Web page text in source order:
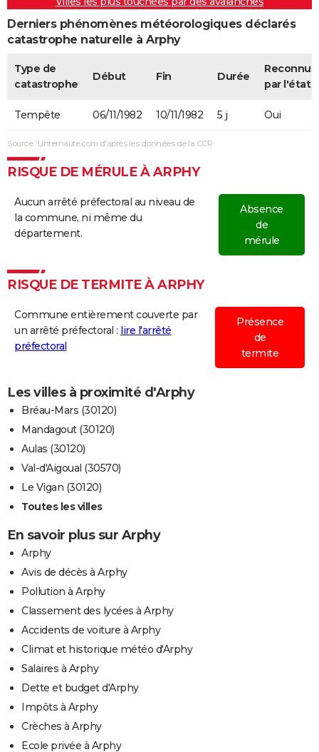
22/09/1978 1 000 0
07/07/1978 1 000 0
20/01/1976 1 000 0
15/01/1976
11/08/1974 1 000
22/08/1973 1 000
Derniers phénomènes météorologiques déclarés
catastrophe naturelle à Arphy
Type de
catastrophe
Début Fin Durée
Reconnue
par l'état
Tempête 06/11/1982 10/11/1982 5 j Oui
Source : Linternaute.com d'après les données de la CCR
RISQUE DE MÉRULE À ARPHY
Aucun arrêté préfectoral au niveau de
la commune, ni même du
département.
Absence
de
mérule
RISQUE DE TERMITE À ARPHY
Commune entièrement couverte par
un arrêté préfectoral : lire l'arrêté
préfectoral
Présence
de
termite
Les villes à proximité d'Arphy
Bréau-Mars (30120)
Mandagout (30120)
Aulas (30120)
Val-d'Aigoual (30570)
Le Vigan (30120)
Toutes les villes
En savoir plus sur Arphy
Arphy
Avis de décès à Arphy
Pollution à Arphy
Classement des lycées à Arphy
Accidents de voiture à Arphy
Climat et historique météo d'Arphy
Salaires à Arphy
Dette et budget d'Arphy
Impôts à Arphy
Crèches à Arphy
Ecole privée à Arphy